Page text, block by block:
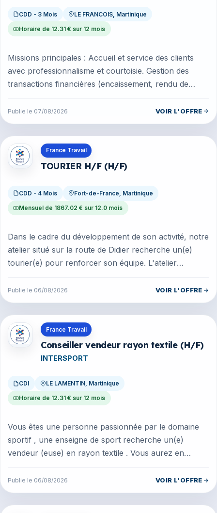
CDD - 3 Mois LE FRANCOIS, Martinique
Horaire de 12.31 € sur 12 mois
Missions principales : Accueil et service des clients
avec professionnalisme et courtoisie. Gestion des
transactions financières (encaissement, rendu de
Publie le 07/08/2026 VOIR L'OFFRE
France Travail
TOURIER H/F (H/F)
CDD - 4 Mois Fort-de-France, Martinique
Mensuel de 1867.02 € sur 12.0 mois
Dans le cadre du développement de son activité, notre
atelier situé sur la route de Didier recherche un(e)
tourier(e) pour renforcer son équipe. L'atelier
Publie le 06/08/2026 VOIR L'OFFRE
Offres en Martinique
France Travail
Conseiller vendeur rayon textile (H/F)
INTERSPORT
CDI LE LAMENTIN, Martinique
Horaire de 12.31 € sur 12 mois
Vous êtes une personne passionnée par le domaine
sportif , une enseigne de sport recherche un(e)
vendeur (euse) en rayon textile . Vous aurez en
Publie le 06/08/2026 VOIR L'OFFRE
Offres en Martinique